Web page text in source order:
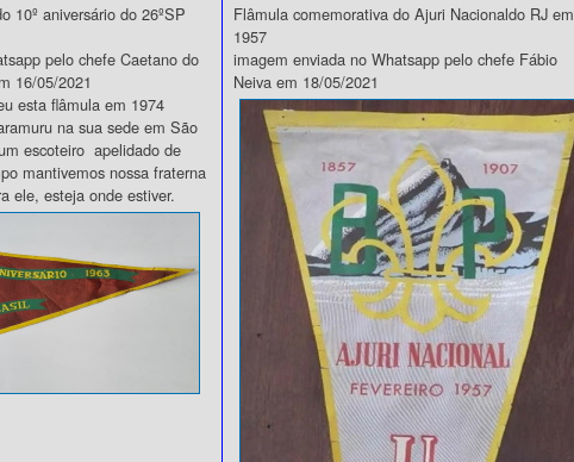
10º aniversário do 26ºSP
pelo chefe Caetano do
16/05/2021
esta flâmula em 1974
na sua sede em São
escoteiro apelidado de
mantivemos nossa fraterna
ele, esteja onde estiver.
Flâmula comemorativa do Ajuri Nacionaldo RJ em
1957
imagem enviada no Whatsapp pelo chefe Fábio
Neiva em 18/05/2021